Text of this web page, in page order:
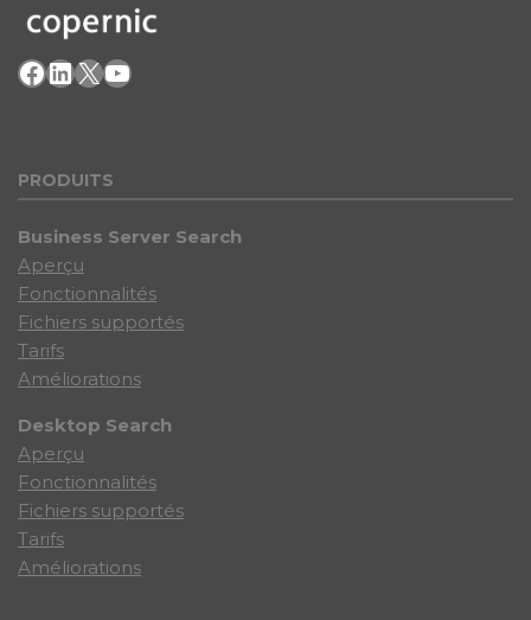
Facebook
LinkedIn
X YouTube
PRODUITS
Business Server Search
Aperçu
Fonctionnalités
Fichiers supportés
Tarifs
Améliorations
Desktop Search
Aperçu
Fonctionnalités
Fichiers supportés
Tarifs
Améliorations